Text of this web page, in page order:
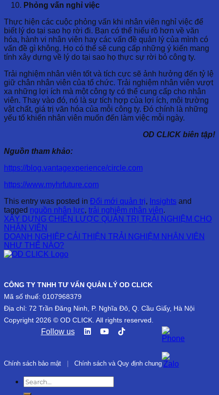
Phỏng vấn nghỉ việc
Thực hiện các cuộc phỏng vấn khi nhân viên nghỉ việc để
biết lý do tại sao họ rời đi. Bạn có thể hiểu rõ hơn về văn
hóa, hành vi nhân viên hay các vấn đề quản lý của mình có
vấn đề gì không. Họ có thể sẽ cung cấp những ý kiến mang
tính xây dựng về lý do tại sao họ thực sự rời bỏ công ty.
Trải nghiệm nhân viên tốt và tích cực sẽ ảnh hưởng đến tỷ lệ
giữ chân nhân viên của tổ chức. Trải nghiệm nhân viên vượt
xa những lợi ích mà một công ty có thể cung cấp cho nhân
viên. Thay vào đó, nó là sự tích hợp của lợi ích, môi trường
vật chất, giá trị văn hóa của mỗi công ty. Đó chính là những
yếu tố khiến nhân viên muốn đến làm việc mỗi ngày.
OD CLICK biên tập!
Nguồn tham khảo:
https://blog.vantagexperience/circle.com
https://www.myhrfuture.com
This entry was posted in Đổi mới quản trị, Insights and
tagged nguồn nhân lực, trải nghiệm nhân viên.
XÂY DỰNG CHIẾN LƯỢC QUẢN TRỊ TRẢI NGHIỆM CHO
NHÂN VIÊN
DOANH NGHIỆP CẢI THIỆN TRẢI NGHIỆM NHÂN VIÊN
NHƯ THẾ NÀO?
CÔNG TY TNHH TƯ VẤN QUẢN LÝ OD CLICK
Mã số thuế: 0107968379
Địa chỉ: 72 Trần Đăng Ninh, P. Nghĩa Đô, Q. Cầu Giấy, Hà Nội
Copyright 2026 © OD CLICK. All rights reserved.
Follow us
Chính sách bảo mật Chính sách và Quy định chung